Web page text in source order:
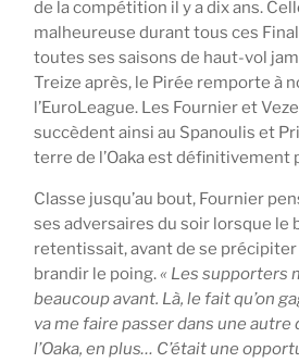
de la compétition il y a dix ans.
malheureuse durant tous ces
toutes ses saisons de haut-vol
Treize après, le Pirée remporte à
l’EuroLeague. Les Fournier et
succèdent ainsi au Spanoulis et
terre de l’Oaka est définitivement
Classe jusqu’au bout, Fournier
ses adversaires du soir lorsque le
retentissait, avant de se
brandir le poing.« Les supporters
beaucoup avant. Là, le fait qu’on
va me faire passer dans une autre
l’Oaka, en plus… C’était une